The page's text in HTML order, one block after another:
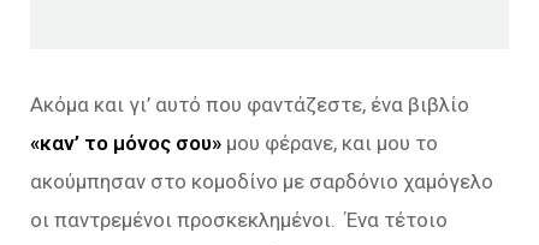
Ακόμα και γι’ αυτό που φαντάζεστε, ένα βιβλίο
«καν’ το μόνος σου» μου φέρανε, και μου το
ακούμπησαν στο κομοδίνο με σαρδόνιο χαμόγελο
οι παντρεμένοι προσκεκλημένοι. Ένα τέτοιο